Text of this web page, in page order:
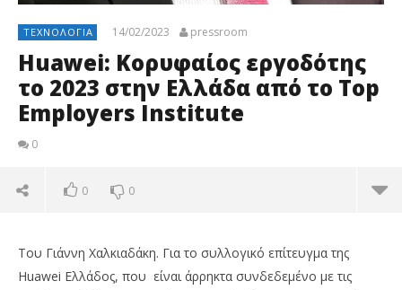
ΤΕΧΝΟΛΟΓΊΑ 14/02/2023 pressroom
Huawei: Κορυφαίος εργοδότης
το 2023 στην Ελλάδα από το Top
Employers Institute
0
0 0
Του Γιάννη Χαλκιαδάκη. Για το συλλογικό επίτευγμα της
Huawei Ελλάδος, που είναι άρρηκτα συνδεδεμένο με τις